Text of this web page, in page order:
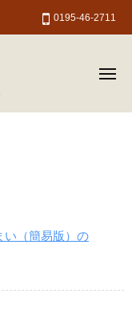
0195-46-2711
メ
（簡易版）の